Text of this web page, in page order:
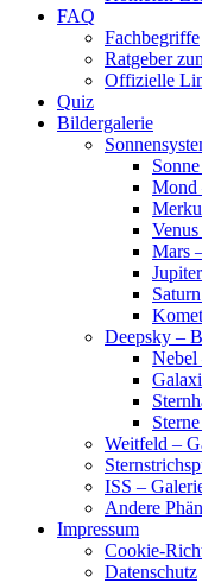
FAQ
Fachbegriffe
Ratgeber
Offizielle
Quiz
Bildergalerie
Mond
Mars
Deepsky –
Nebel
Weitfeld –
ISS –
Andere
Impressum
Cookie-
Datenschutz